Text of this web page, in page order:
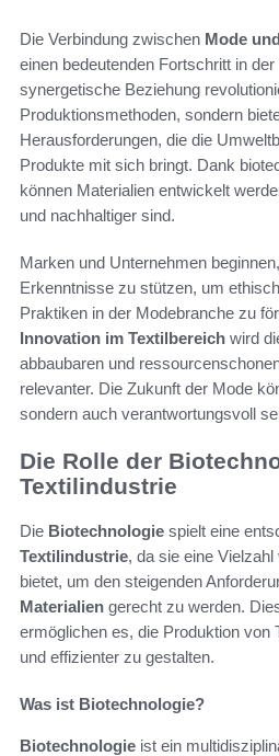
Die Verbindung zwischen Mode
einen bedeutenden Fortschritt in der
synergetische Beziehung
Produktionsmethoden, sondern
Herausforderungen, die die
Produkte mit sich bringt. Dank
können Materialien entwickelt
und nachhaltiger sind.
Marken und Unternehmen
Erkenntnisse zu stützen, um
Praktiken in der Modebranche zu
Innovation im Textilbereich wird
abbaubaren und
relevanter. Die Zukunft der Mode
sondern auch verantwortungsvoll
Die Rolle der
Textilindustrie
Die Biotechnologie spielt eine
Textilindustrie, da sie eine
bietet, um den steigenden
Materialien gerecht zu werden.
ermöglichen es, die Produktion von
und effizienter zu gestalten.
Was ist Biotechnologie?
Biotechnologie ist ein